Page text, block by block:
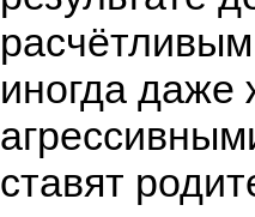
иногда даже
ставят